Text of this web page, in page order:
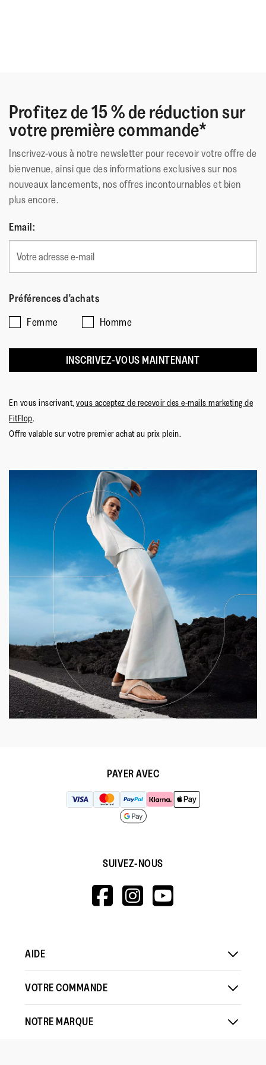
Profitez de 15 % de réduction sur
votre première commande*
Inscrivez-vous à notre newsletter pour recevoir votre offre de
bienvenue, ainsi que des informations exclusives sur nos
nouveaux lancements, nos offres incontournables et bien
plus encore.
Email:
Préférences d'achats
Femme
Homme
INSCRIVEZ-VOUS MAINTENANT
En vous inscrivant, vous acceptez de recevoir des e-mails marketing de
FitFlop.
Offre valable sur votre premier achat au prix plein.
PAYER AVEC
SUIVEZ-NOUS
HTTPS://
HTTPS://
AIDE
VOTRE COMMANDE
NOTRE MARQUE